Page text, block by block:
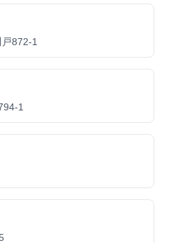
872-1
1